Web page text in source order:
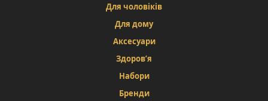
Для чоловіків
Для дому
Аксесуари
Здоров’я
Набори
Бренди